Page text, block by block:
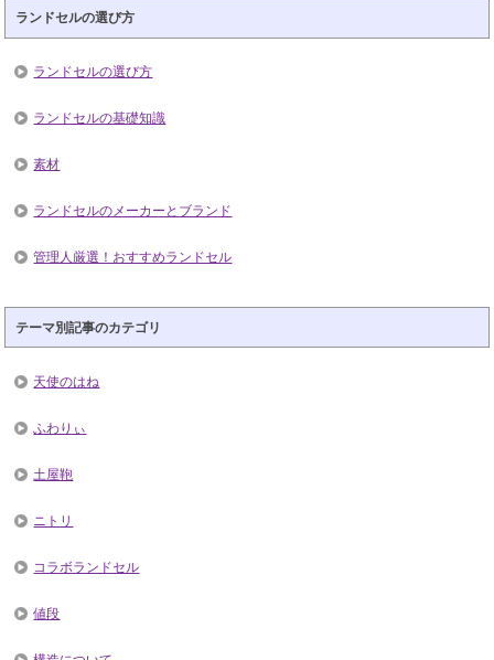
ランドセルの選び方
ランドセルの選び方
ランドセルの基礎知識
素材
ランドセルのメーカーとブランド
管理人厳選！おすすめランドセル
テーマ別記事のカテゴリ
天使のはね
ふわりぃ
土屋鞄
ニトリ
コラボランドセル
値段